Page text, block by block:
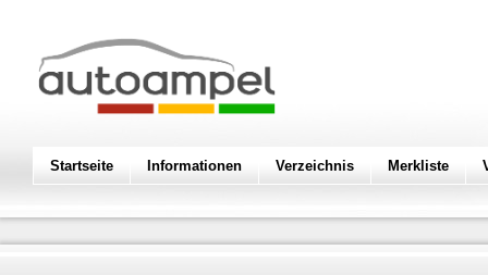
Startseite Informationen Verzeichnis Merkliste